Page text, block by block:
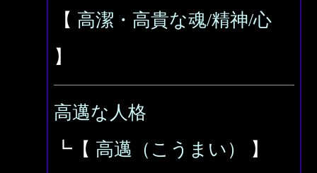
【 高潔・高貴な魂/精神/心
】
高邁な人格
┗【 高邁（こうまい） 】